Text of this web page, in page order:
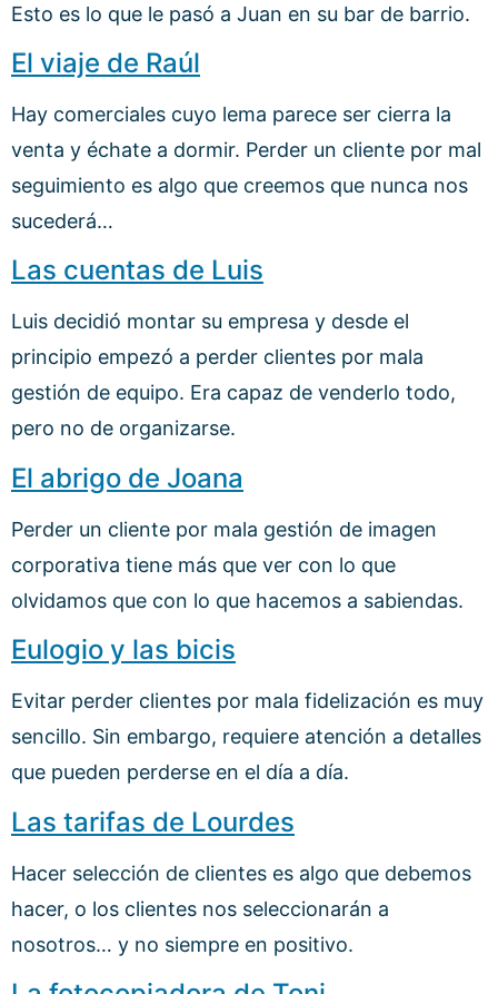
Esto es lo que le pasó a Juan en su bar de barrio.
El viaje de Raúl
Hay comerciales cuyo lema parece ser cierra la
venta y échate a dormir. Perder un cliente por mal
seguimiento es algo que creemos que nunca nos
sucederá…
Las cuentas de Luis
Luis decidió montar su empresa y desde el
principio empezó a perder clientes por mala
gestión de equipo. Era capaz de venderlo todo,
pero no de organizarse.
El abrigo de Joana
Perder un cliente por mala gestión de imagen
corporativa tiene más que ver con lo que
olvidamos que con lo que hacemos a sabiendas.
Eulogio y las bicis
Evitar perder clientes por mala fidelización es muy
sencillo. Sin embargo, requiere atención a detalles
que pueden perderse en el día a día.
Las tarifas de Lourdes
Hacer selección de clientes es algo que debemos
hacer, o los clientes nos seleccionarán a
nosotros… y no siempre en positivo.